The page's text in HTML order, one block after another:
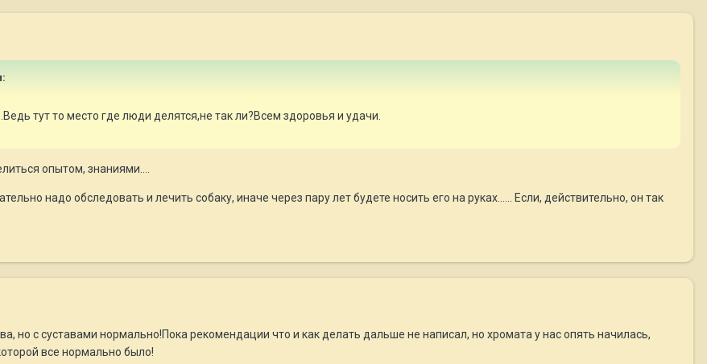
тут то место где люди делятся,не так ли?Всем здоровья и удачи.
опытом, знаниями....
надо обследовать и лечить собаку, иначе через пару лет будете носить его на руках...... Если, действительно, он так
но с суставами нормально!Пока рекомендации что и как делать дальше не написал, но хромата у нас опять начилась,
все нормально было!